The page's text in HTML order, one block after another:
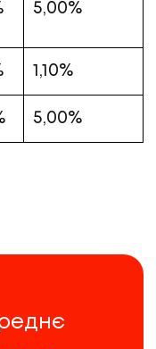
5,00%
1,10%
5,00%